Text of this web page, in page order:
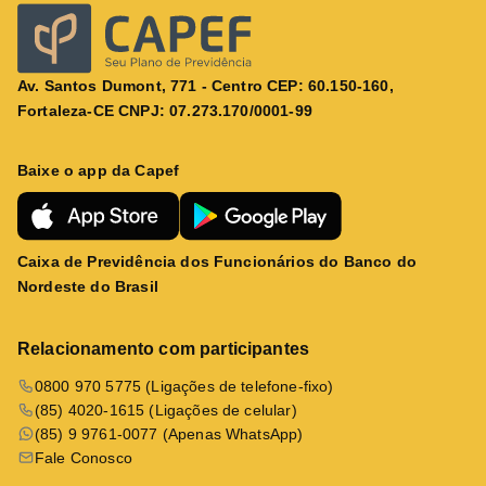
Av. Santos Dumont, 771 - Centro CEP: 60.150-160,
Fortaleza-CE CNPJ: 07.273.170/0001-99
Baixe o app da Capef
Caixa de Previdência dos Funcionários do Banco do
Nordeste do Brasil
Relacionamento com participantes
0800 970 5775 (Ligações de telefone-fixo)
(85) 4020-1615 (Ligações de celular)
(85) 9 9761-0077 (Apenas WhatsApp)
Fale Conosco